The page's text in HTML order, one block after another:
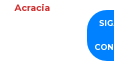
Acracia